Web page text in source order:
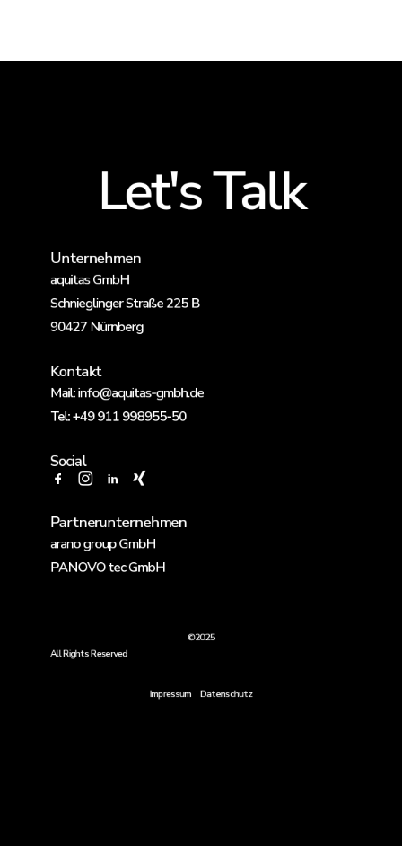
Let's Talk
Unternehmen
aquitas GmbH
Schnieglinger Straße 225 B
90427 Nürnberg
Kontakt
Mail:info@aquitas-gmbh.de
Tel:+49 911 998955-50
Social
Partnerunternehmen
arano group GmbH
PANOVO tec GmbH
©2025
All Rights Reserved
Impressum Datenschutz